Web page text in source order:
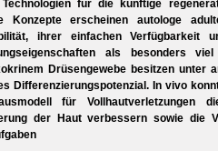
für die künftige
Konzepte erscheinen autologe
ihrer einfachen Verfügbarkeit
als besonders viel
Drüsengewebe besitzen unter
Differenzierungspotenzial. In vivo
für Vollhautverletzungen
der Haut verbessern sowie die